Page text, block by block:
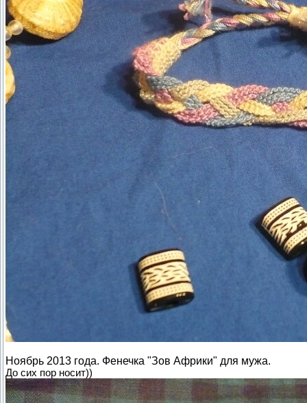
Ноябрь 2013 года. Фенечка "Зов Африки" для мужа.
До сих пор носит))